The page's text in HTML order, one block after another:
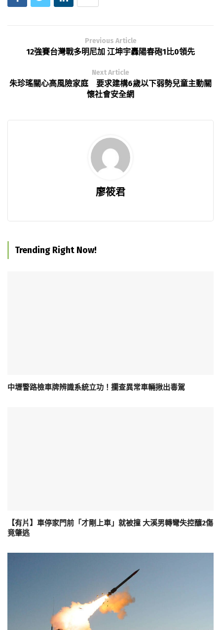
Previous Article
12強賽台灣戰多明尼加 江坤宇轟陽春砲1比0領先
Next Article
朱珍瑤關心高風險家庭 要求建構6歲以下弱勢兒童主動關
懷社會安全網
廖筱君
Trending Right Now!
中壢警路檢車牌辨識系統立功！攔查異常車輛揪出毒駕
【有片】車停家門前「才剛上車」就被撞 大溪男轉彎失控釀2傷
竟肇逃